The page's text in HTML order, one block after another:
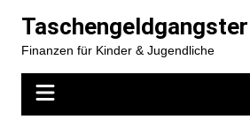
Inhalt
springen
Taschengeldgangster
Finanzen für Kinder & Jugendliche